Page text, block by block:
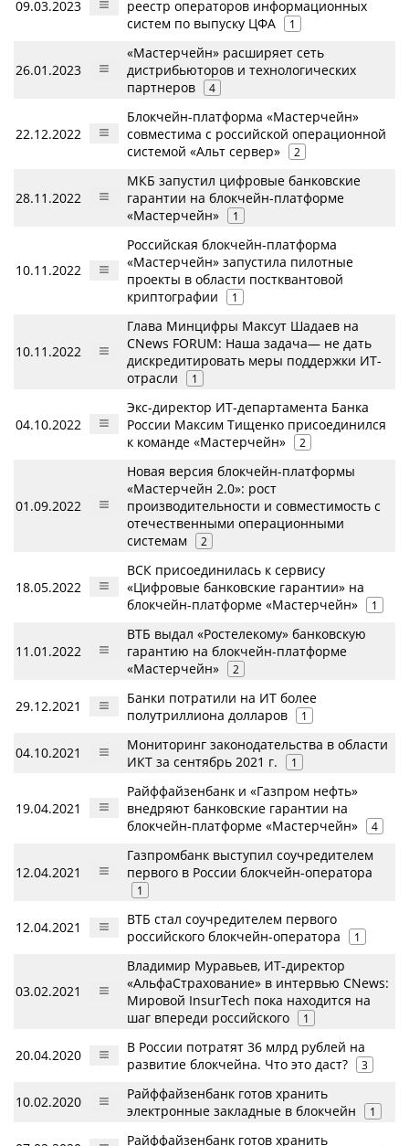
09.03.2023
реестр операторов информационных
систем по выпуску ЦФА
1
26.01.2023
«Мастерчейн» расширяет сеть
дистрибьюторов и технологических
партнеров
4
22.12.2022
Блокчейн-платформа «Мастерчейн»
совместима с российской операционной
системой «Альт сервер»
2
28.11.2022
МКБ запустил цифровые банковские
гарантии на блокчейн-платформе
«Мастерчейн»
1
10.11.2022
Российская блокчейн-платформа
«Мастерчейн» запустила пилотные
проекты в области постквантовой
криптографии
1
10.11.2022
Глава Минцифры Максут Шадаев на
CNews FORUM: Наша задача— не дать
дискредитировать меры поддержки ИТ-
отрасли
1
04.10.2022
Экс-директор ИТ-департамента Банка
России Максим Тищенко присоединился
к команде «Мастерчейн»
2
01.09.2022
Новая версия блокчейн-платформы
«Мастерчейн 2.0»: рост
производительности и совместимость с
отечественными операционными
системам
2
18.05.2022
ВСК присоединилась к сервису
«Цифровые банковские гарантии» на
блокчейн-платформе «Мастерчейн»
1
11.01.2022
ВТБ выдал «Ростелекому» банковскую
гарантию на блокчейн-платформе
«Мастерчейн»
2
29.12.2021
Банки потратили на ИТ более
полутриллиона долларов
1
04.10.2021
Мониторинг законодательства в области
ИКТ за сентябрь 2021 г.
1
19.04.2021
Райффайзенбанк и «Газпром нефть»
внедряют банковские гарантии на
блокчейн-платформе «Мастерчейн»
4
12.04.2021
Газпромбанк выступил соучредителем
первого в России блокчейн-оператора
1
12.04.2021
ВТБ стал соучредителем первого
российского блокчейн-оператора
1
03.02.2021
Владимир Муравьев, ИТ-директор
«АльфаСтрахование» в интервью CNews:
Мировой InsurTech пока находится на
шаг впереди российского
1
20.04.2020
В России потратят 36 млрд рублей на
развитие блокчейна. Что это даст?
3
10.02.2020
Райффайзенбанк готов хранить
электронные закладные в блокчейн
1
Райффайзенбанк готов хранить